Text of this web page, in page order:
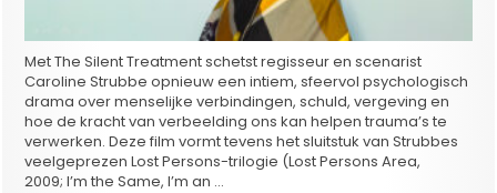
Met The Silent Treatment schetst regisseur en scenarist
Caroline Strubbe opnieuw een intiem, sfeervol psychologisch
drama over menselijke verbindingen, schuld, vergeving en
hoe de kracht van verbeelding ons kan helpen trauma’s te
verwerken. Deze film vormt tevens het sluitstuk van Strubbes
veelgeprezen Lost Persons-trilogie (Lost Persons Area,
2009; I’m the Same, I’m an …